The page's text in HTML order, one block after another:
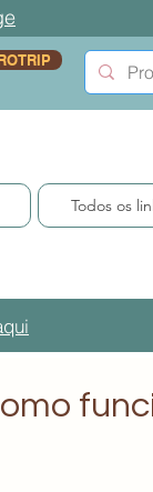
Todos os